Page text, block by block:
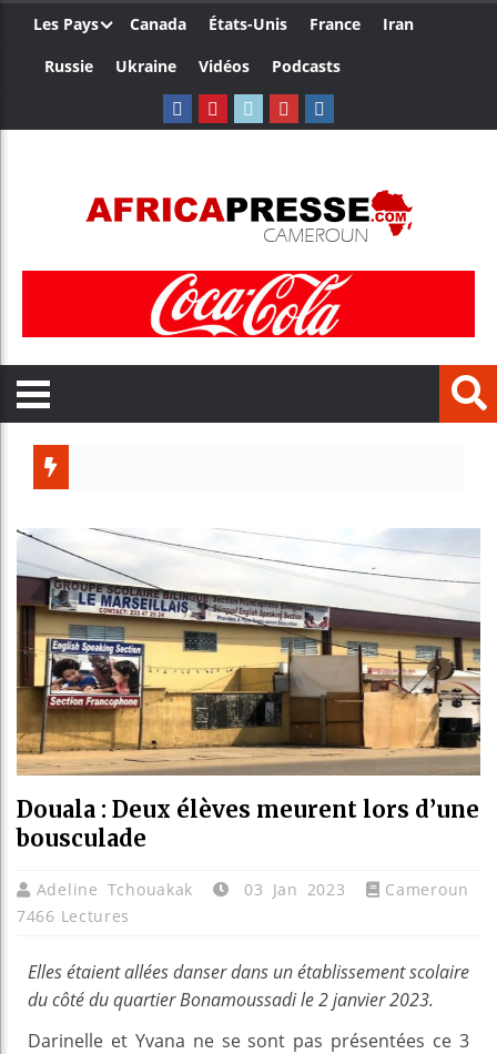
Les Pays Canada États-Unis France
Iran
Russie
Ukraine Vidéos Podcasts
Bénin
Douala : Deux élèves meurent lors d’une
bousculade
Adeline Tchouakak 03 Jan 2023
Cameroun
7466 Lectures
Elles étaient allées danser dans un établissement scolaire
du côté du quartier Bonamoussadi le 2 janvier 2023.
Darinelle et Yvana ne se sont pas présentées ce 3